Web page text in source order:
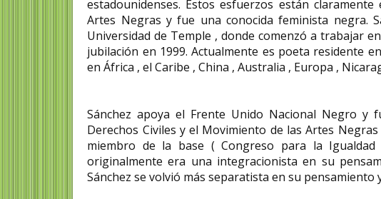
estadounidenses. Estos esfuerzos están
Artes Negras y fue una conocida feminista negra.
Universidad de Temple , donde comenzó a trabajar
jubilación en 1999. Actualmente es poeta residente
en África , el Caribe , China , Australia , Europa ,
Sánchez apoya el Frente Unido Nacional Negro
Derechos Civiles y el Movimiento de las Artes
miembro de la base ( Congreso para la
originalmente era una integracionista en su
Sánchez se volvió más separatista en su